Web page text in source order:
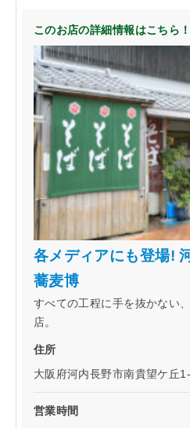
このお店の詳細情報はこちら！
各メディアにも登場!
蕎麦博
すべての工程に手を抜かない
店。
住所
大阪府河内長野市南貴望ケ丘
営業時間